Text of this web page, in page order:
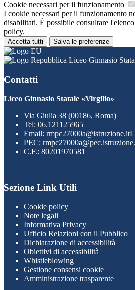
Cookie necessari per il funzionamento
I cookie necessari per il funzionamento
disabilitati. È possibile consultare
policy.
Accetta tutti Salva le preferenze
Liceo Ginnasio
Contatti
Liceo Ginnasio Statale «Virgilio»
Via Giulia 38 (00186, Roma)
Tel: 06.121125965
Email: rmpc27000a@istruzione.it
PEC:
C.F.: 80201970581
Sezione Link Utili
Cookie policy
Note legali
Informativa Privacy
Ufficio Relazioni con il Pubblico
Dichiarazione di accessibilità
Obiettivi di accessibilità
Whistleblowing
Gestione consensi cookie
Amministrazione trasparente